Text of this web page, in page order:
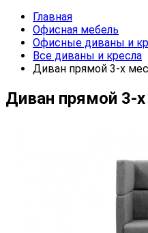
Главная
Офисная мебель
Офисные диваны и
Все диваны и кресла
Диван прямой 3-х
Диван прямой 3-